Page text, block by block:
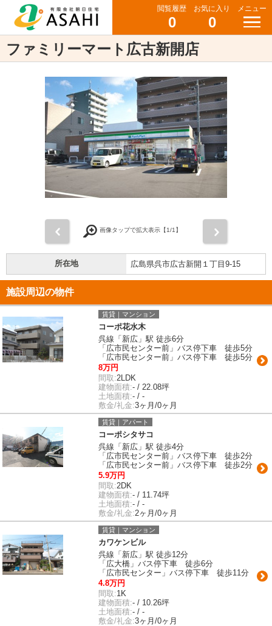
閲覧履歴
0
お気に入り
0
メニュー
ファミリーマート広古新開店
画像タップで拡大表示【1/1】
所在地 広島県呉市広古新開１丁目9-15
施設周辺の物件
賃貸｜マンション
コーポ花水木
呉線「新広」駅 徒歩6分
「広市民センター前」バス停下車 徒歩5分
「広市民センター前」バス停下車 徒歩5分
8万円
間取:2LDK
建物面積:- / 22.08坪
土地面積:- / -
敷金/礼金:3ヶ月/0ヶ月
賃貸｜アパート
コーポシタサコ
呉線「新広」駅 徒歩4分
「広市民センター前」バス停下車 徒歩2分
「広市民センター前」バス停下車 徒歩2分
5.9万円
間取:2DK
建物面積:- / 11.74坪
土地面積:- / -
敷金/礼金:2ヶ月/0ヶ月
賃貸｜マンション
カワケンビル
呉線「新広」駅 徒歩12分
「広大橋」バス停下車 徒歩6分
「広市民センター」バス停下車 徒歩11分
4.8万円
間取:1K
建物面積:- / 10.26坪
土地面積:- / -
敷金/礼金:3ヶ月/0ヶ月